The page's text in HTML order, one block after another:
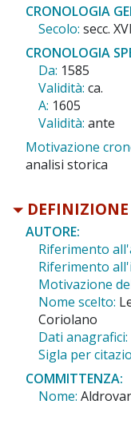
CRONOLOGIA
Secolo: secc.
CRONOLOGIA
Da: 1585
Validità: ca.
A: 1605
Validità: ante
Motivazione
analisi storica
AUTORE:
Riferimento
Riferimento
Motivazione
Nome scelto:
Coriolano
Dati anagrafici:
Sigla per
COMMITTENZA:
Nome: